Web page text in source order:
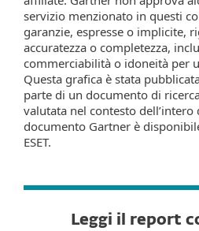
servizio menzionato in questi
garanzie, espresse o implicite,
accuratezza o completezza,
commerciabilità o idoneità per
Questa grafica è stata
parte di un documento di
valutata nel contesto
documento Gartner è
ESET.
Leggi il report